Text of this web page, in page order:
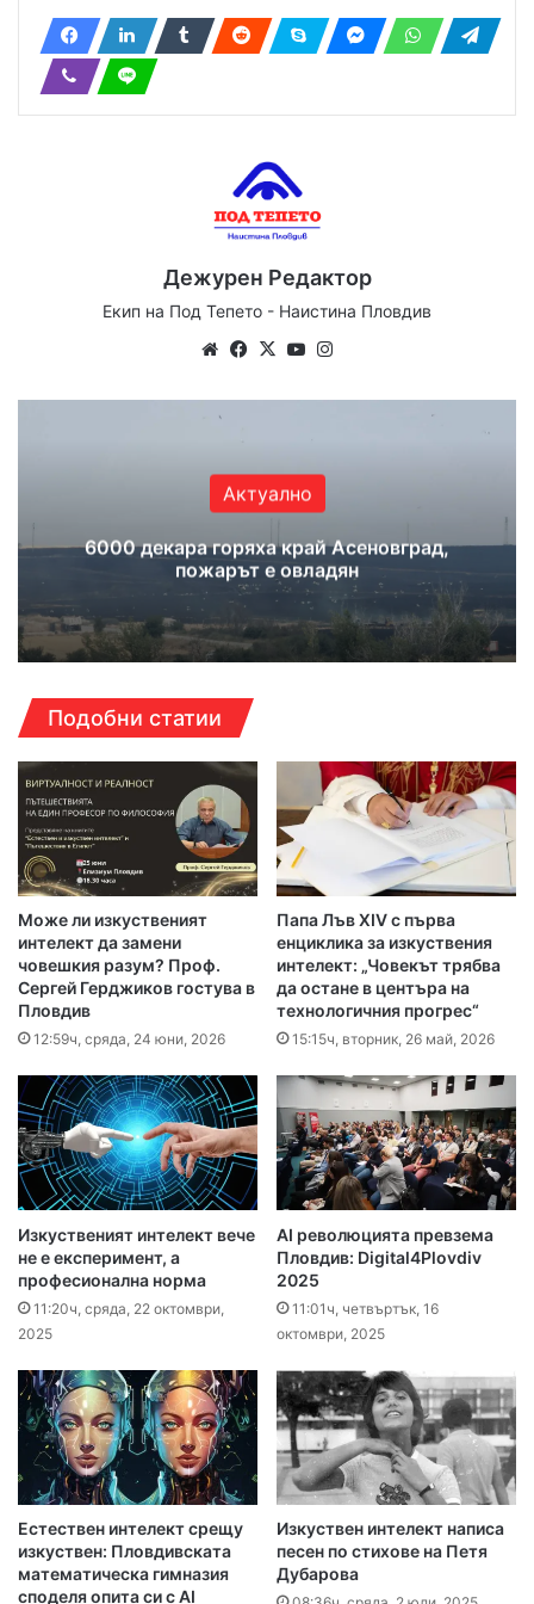
Дежурен Редактор
Екип на Под Тепето - Наистина Пловдив
WebsiteFacebook
X YouTube
Актуално
6000 декара горяха край Асеновград,
пожарът е овладян
Подобни статии
Може ли изкуственият
интелект да замени
човешкия разум? Проф.
Сергей Герджиков гостува в
Пловдив
12:59ч, сряда, 24 юни, 2026
Папа Лъв XIV с първа
енциклика за изкуствения
интелект: „Човекът трябва
да остане в центъра на
технологичния прогрес“
15:15ч, вторник, 26 май, 2026
Изкуственият интелект вече
не е експеримент, а
професионална норма
11:20ч, сряда, 22 октомври,
2025
AI революцията превзема
Пловдив: Digital4Plovdiv
2025
11:01ч, четвъртък, 16
октомври, 2025
Естествен интелект срещу
изкуствен: Пловдивската
математическа гимназия
споделя опита си с AI
Изкуствен интелект написа
песен по стихове на Петя
Дубарова